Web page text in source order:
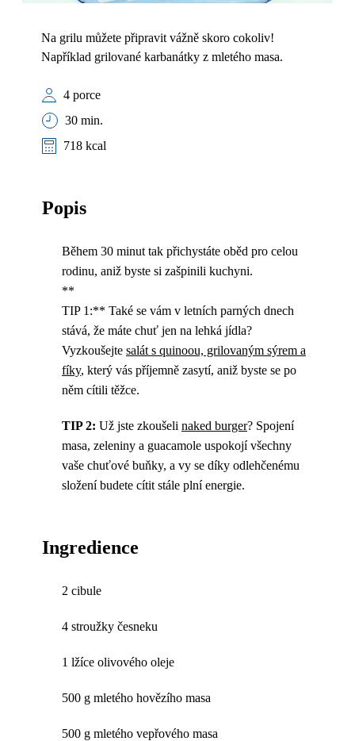
Na grilu můžete připravit vážně skoro cokoliv!
Například grilované karbanátky z mletého masa.
4 porce
30 min.
718 kcal
Popis
Během 30 minut tak přichystáte oběd pro celou
rodinu, aniž byste si zašpinili kuchyni.
**
TIP 1:** Také se vám v letních parných dnech
stává, že máte chuť jen na lehká jídla?
Vyzkoušejte salát s quinoou, grilovaným sýrem a
fíky, který vás příjemně zasytí, aniž byste se po
něm cítili těžce.
TIP 2: Už jste zkoušeli naked burger? Spojení
masa, zeleniny a guacamole uspokojí všechny
vaše chuťové buňky, a vy se díky odlehčenému
složení budete cítit stále plní energie.
Ingredience
2 cibule
4 stroužky česneku
1 lžíce olivového oleje
500 g mletého hovězího masa
500 g mletého vepřového masa